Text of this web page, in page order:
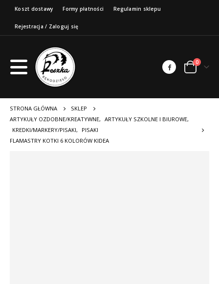
Koszt dostawy Formy płatności Regulamin sklepu
Rejestracja / Zaloguj się
0
STRONA GŁÓWNA
SKLEP
ARTYKUŁY OZDOBNE/KREATYWNE, ARTYKUŁY SZKOLNE I BIUROWE,
KREDKI/MARKERY/PISAKI,
PISAKI
FLAMASTRY KOTKI 6 KOLORÓW KIDEA